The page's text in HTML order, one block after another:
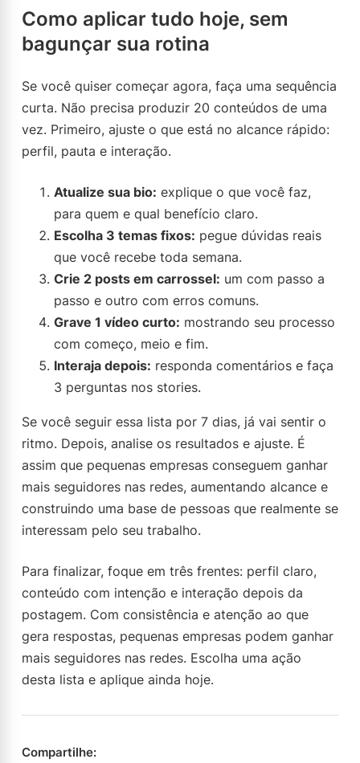
Como aplicar tudo hoje, sem
bagunçar sua rotina
Se você quiser começar agora, faça uma sequência
curta. Não precisa produzir 20 conteúdos de uma
vez. Primeiro, ajuste o que está no alcance rápido:
perfil, pauta e interação.
Atualize sua bio: explique o que você faz,
para quem e qual benefício claro.
Escolha 3 temas fixos: pegue dúvidas reais
que você recebe toda semana.
Crie 2 posts em carrossel: um com passo a
passo e outro com erros comuns.
Grave 1 vídeo curto: mostrando seu processo
com começo, meio e fim.
Interaja depois: responda comentários e faça
3 perguntas nos stories.
Se você seguir essa lista por 7 dias, já vai sentir o
ritmo. Depois, analise os resultados e ajuste. É
assim que pequenas empresas conseguem ganhar
mais seguidores nas redes, aumentando alcance e
construindo uma base de pessoas que realmente se
interessam pelo seu trabalho.
Para finalizar, foque em três frentes: perfil claro,
conteúdo com intenção e interação depois da
postagem. Com consistência e atenção ao que
gera respostas, pequenas empresas podem ganhar
mais seguidores nas redes. Escolha uma ação
desta lista e aplique ainda hoje.
Compartilhe: